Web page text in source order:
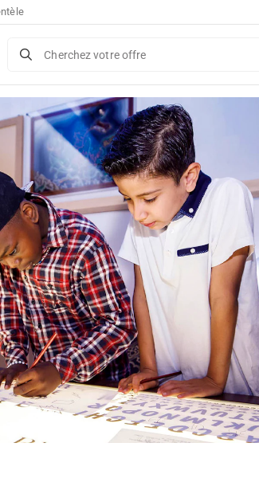
Cherchez votre offre